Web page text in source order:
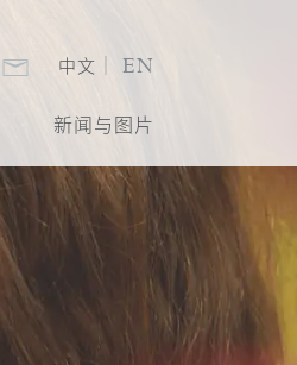
中文 EN
新闻与图片